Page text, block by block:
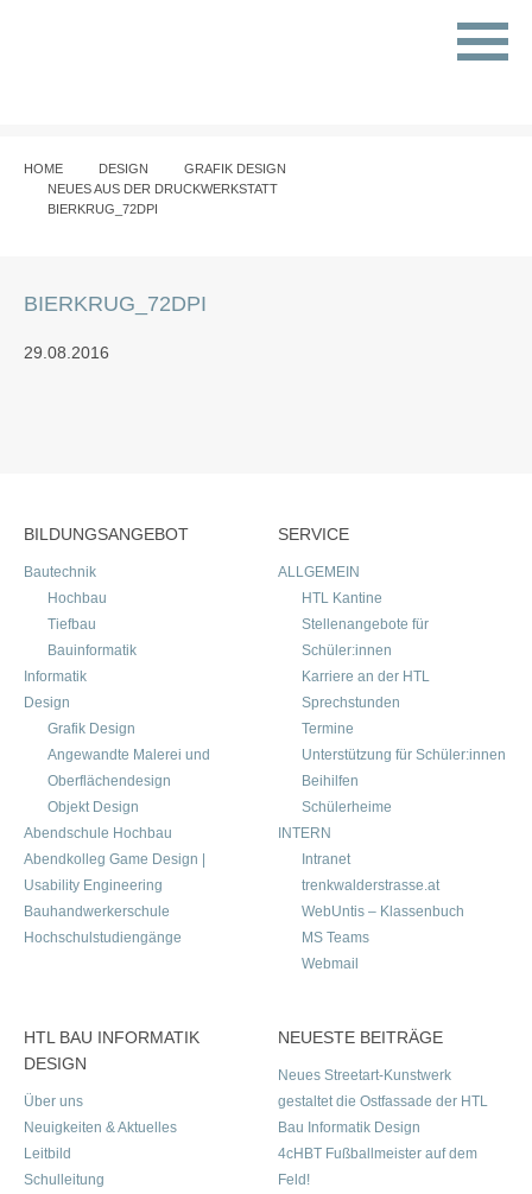
HOME DESIGN
GRAFIK DESIGN
NEUES AUS DER DRUCKWERKSTATT
BIERKRUG_72DPI
BIERKRUG_72DPI
29.08.2016
BILDUNGSANGEBOT
Bautechnik
Hochbau
Tiefbau
Bauinformatik
Informatik
Design
Grafik Design
Angewandte Malerei und
Oberflächendesign
Objekt Design
Abendschule Hochbau
Abendkolleg Game Design |
Usability Engineering
Bauhandwerkerschule
Hochschulstudiengänge
SERVICE
ALLGEMEIN
HTL Kantine
Stellenangebote für
Schüler:innen
Karriere an der HTL
Sprechstunden
Termine
Unterstützung für Schüler:innen
Beihilfen
Schülerheime
INTERN
Intranet
trenkwalderstrasse.at
WebUntis – Klassenbuch
MS Teams
Webmail
HTL BAU INFORMATIK
DESIGN
Über uns
Neuigkeiten & Aktuelles
Leitbild
Schulleitung
NEUESTE BEITRÄGE
Neues Streetart-Kunstwerk
gestaltet die Ostfassade der HTL
Bau Informatik Design
4cHBT Fußballmeister auf dem
Feld!